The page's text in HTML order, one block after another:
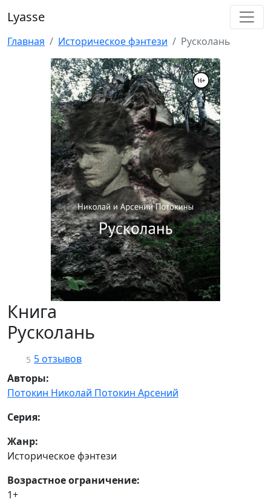
Lyasse
Главная Историческое фэнтези Русколань
Книга
Русколань
5 5 отзывов
Авторы:
Потокин Николай Потокин Арсений
Серия:
Жанр:
Историческое фэнтези
Возрастное ограничение:
1+